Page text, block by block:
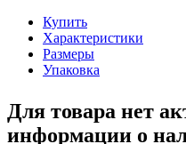
Купить
Характеристики
Размеры
Упаковка
Для товара нет
информации о